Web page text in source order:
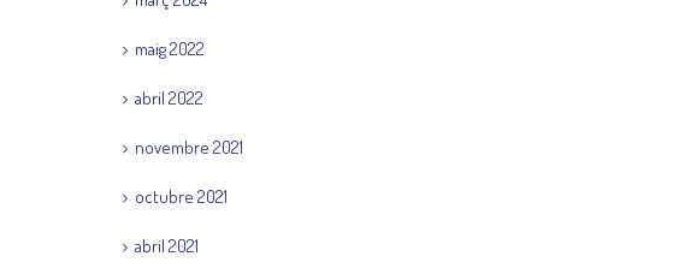
maig 2022
abril 2022
novembre 2021
octubre 2021
abril 2021